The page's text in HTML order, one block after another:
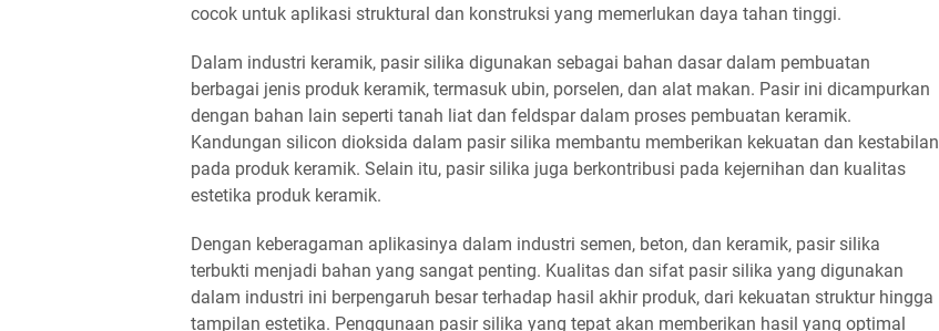
cocok untuk aplikasi struktural dan konstruksi yang memerlukan daya tahan tinggi.
Dalam industri keramik, pasir silika digunakan sebagai bahan dasar dalam pembuatan
berbagai jenis produk keramik, termasuk ubin, porselen, dan alat makan. Pasir ini dicampurkan
dengan bahan lain seperti tanah liat dan feldspar dalam proses pembuatan keramik.
Kandungan silicon dioksida dalam pasir silika membantu memberikan kekuatan dan kestabilan
pada produk keramik. Selain itu, pasir silika juga berkontribusi pada kejernihan dan kualitas
estetika produk keramik.
Dengan keberagaman aplikasinya dalam industri semen, beton, dan keramik, pasir silika
terbukti menjadi bahan yang sangat penting. Kualitas dan sifat pasir silika yang digunakan
dalam industri ini berpengaruh besar terhadap hasil akhir produk, dari kekuatan struktur hingga
tampilan estetika. Penggunaan pasir silika yang tepat akan memberikan hasil yang optimal